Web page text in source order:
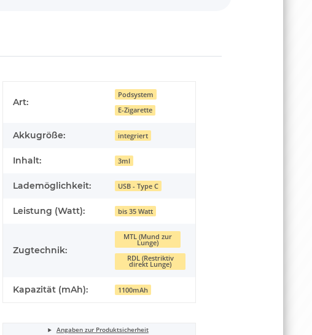
Art:
Podsystem
E-Zigarette
Akkugröße: integriert
Inhalt: 3ml
Lademöglichkeit: USB - Type C
Leistung (Watt): bis 35 Watt
Zugtechnik:
MTL (Mund zur
Lunge)
RDL (Restriktiv
direkt Lunge)
Kapazität (mAh): 1100mAh
Angaben zur Produktsicherheit